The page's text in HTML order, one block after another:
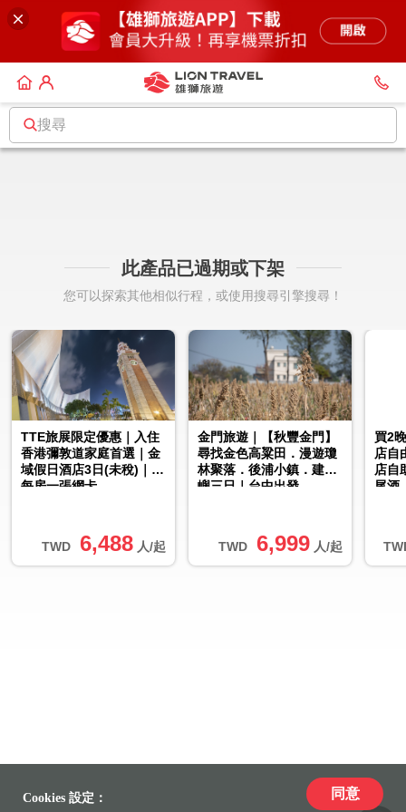
搜尋
此產品已過期或下架
您可以探索其他相似行程，或使用搜尋引擎搜尋！
TWD 6,488 人/起
TTE旅展限定優惠｜入住
香港彌敦道家庭首選｜金
域假日酒店3日(未稅)｜贈
每房一張網卡
TWD 6,999 人/起
金門旅遊｜【秋豐金門】
尋找金色高粱田．漫遊瓊
林聚落．後浦小鎮．建功
嶼三日｜台中出發
買2
店自
店自
尾酒
Cookies 設定： 同意